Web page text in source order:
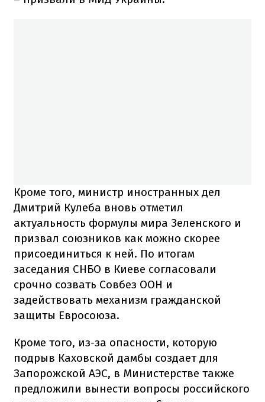
Кроме того, министр иностранных дел
Дмитрий Кулеба вновь отметил
актуальность формулы мира Зеленского и
призвал союзников как можно скорее
присоединиться к ней. По итогам
заседания СНБО в Киеве согласовали
срочно созвать Совбез ООН и
задействовать механизм гражданской
защиты Евросоюза.
Кроме того, из-за опасности, которую
подрыв Каховской дамбы создает для
Запорожской АЭС, в Министерстве также
предложили вынести вопросы российского